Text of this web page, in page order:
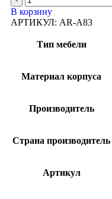
В корзину
АРТИКУЛ: AR-A83
Тип мебели
Материал корпуса
Производитель
Страна производитель
Артикул